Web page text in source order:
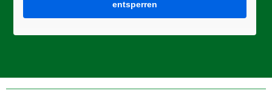
entsperren